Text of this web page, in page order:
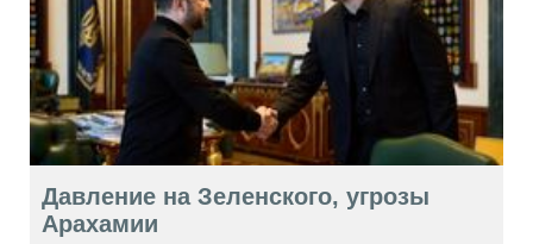
Давление на Зеленского, угрозы
Арахамии